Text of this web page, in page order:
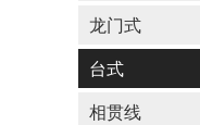
龙门式
台式
相贯线